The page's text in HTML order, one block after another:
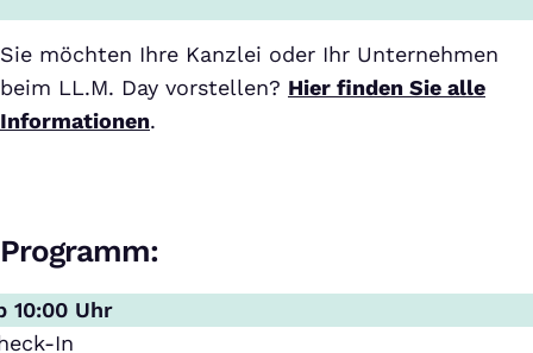
Sie möchten Ihre Kanzlei oder Ihr Unternehmen
beim LL.M. Day vorstellen? Hier finden Sie alle
Informationen.
Programm:
10:00 Uhr
In